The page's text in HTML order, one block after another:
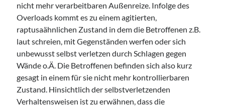
nicht mehr verarbeitbaren Außenreize. Infolge des
Overloads kommt es zu einem agitierten,
raptusaähnlichen Zustand in dem die Betroffenen z.B.
laut schreien, mit Gegenständen werfen oder sich
unbewusst selbst verletzen durch Schlagen gegen
Wände o.Ä. Die Betroffenen befinden sich also kurz
gesagt in einem für sie nicht mehr kontrollierbaren
Zustand. Hinsichtlich der selbstverletzenden
Verhaltensweisen ist zu erwähnen, dass die